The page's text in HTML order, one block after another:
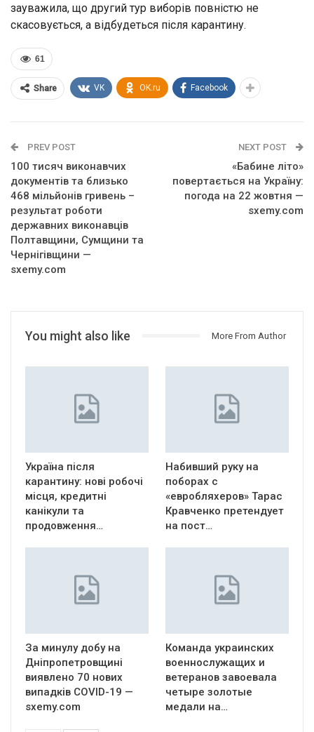
зауважила, що другий тур виборів повністю не
скасовується, а відбудеться після карантину.
61
Share VK OK.ru Facebook
PREV POST
100 тисяч виконавчих
документів та близько
468 мільйонів гривень –
результат роботи
державних виконавців
Полтавщини, Сумщини та
Чернігівщини —
sxemy.com
NEXT POST
«Бабине літо»
повертається на Україну:
погода на 22 жовтня —
sxemy.com
You might also like More From Author
Україна після
карантину: нові робочі
місця, кредитні
канікули та
продовження…
Набивший руку на
поборах с
«евробляхеров» Тарас
Кравченко претендует
на пост…
За минулу добу на
Дніпропетровщині
виявлено 70 нових
випадків COVID-19 —
sxemy.com
Команда украинских
военнослужащих и
ветеранов завоевала
четыре золотые
медали на…